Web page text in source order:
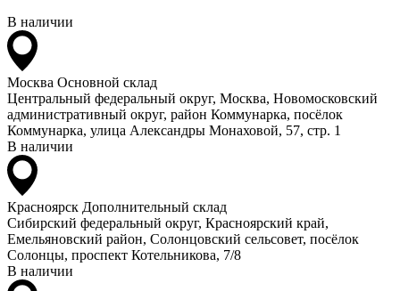
В наличии
Москва Основной склад
Центральный федеральный округ, Москва, Новомосковский
административный округ, район Коммунарка, посёлок
Коммунарка, улица Александры Монаховой, 57, стр. 1
В наличии
Красноярск Дополнительный склад
Сибирский федеральный округ, Красноярский край,
Емельяновский район, Солонцовский сельсовет, посёлок
Солонцы, проспект Котельникова, 7/8
В наличии